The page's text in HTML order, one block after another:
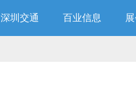
深圳交通 百业信息